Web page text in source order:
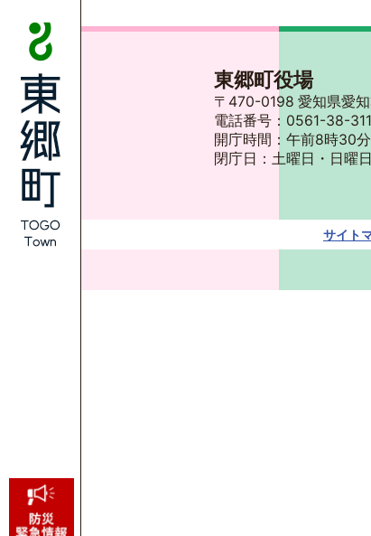
東郷町役場
〒470-0198 愛知県愛
電話番号：0561-38-
開庁時間：午前8時30
閉庁日：土曜日・日曜
サイト